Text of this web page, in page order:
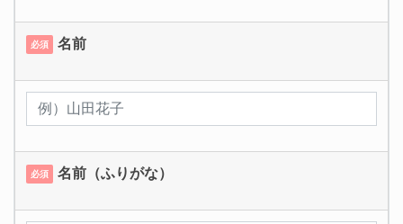
必須 名前
必須 名前（ふりがな）